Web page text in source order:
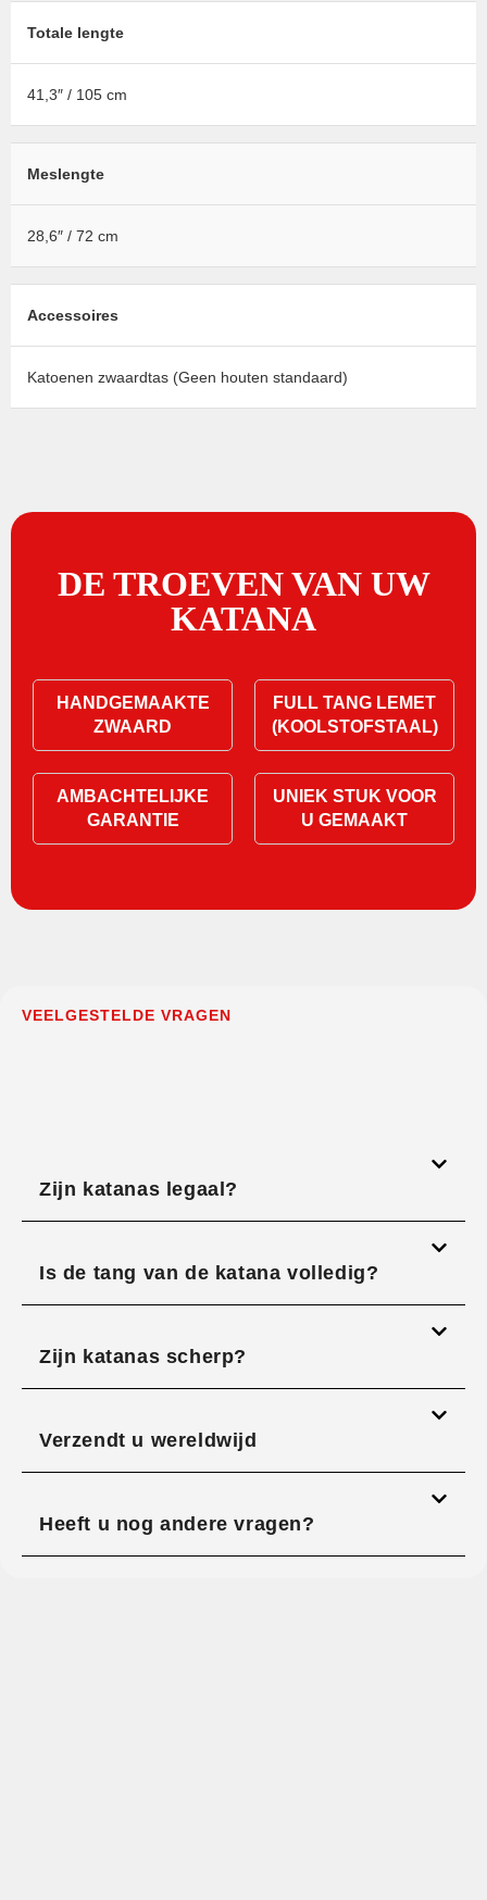
Totale lengte
41,3″ / 105 cm
Meslengte
28,6″ / 72 cm
Accessoires
Katoenen zwaardtas (Geen houten standaard)
DE TROEVEN VAN UW
KATANA
HANDGEMAAKTE
ZWAARD
FULL TANG LEMET
(KOOLSTOFSTAAL)
AMBACHTELIJKE
GARANTIE
UNIEK STUK VOOR
U GEMAAKT
VEELGESTELDE VRAGEN
Zijn katanas legaal?
Is de tang van de katana volledig?
Zijn katanas scherp?
Verzendt u wereldwijd
Heeft u nog andere vragen?